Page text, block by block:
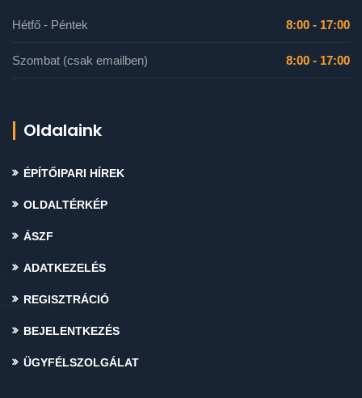
Hétfő - Péntek 8:00 - 17:00
Szombat (csak emailben) 8:00 - 17:00
Oldalaink
ÉPÍTŐIPARI HÍREK
OLDALTÉRKÉP
ÁSZF
ADATKEZELÉS
REGISZTRÁCIÓ
BEJELENTKEZÉS
ÜGYFÉLSZOLGÁLAT